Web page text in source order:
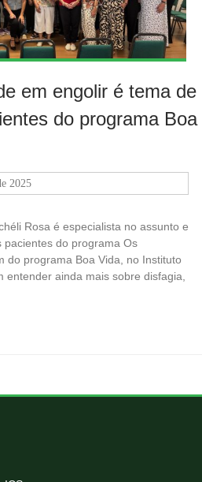
em engolir é tema de
do programa Boa
2025
Rosa é especialista no assunto e
do programa Os
do programa Boa Vida, no Instituto
entender ainda mais sobre disfagia,